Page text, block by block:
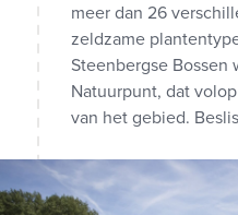
meer dan 26
zeldzame
Steenbergse Bossen
Natuurpunt, dat
van het gebied.